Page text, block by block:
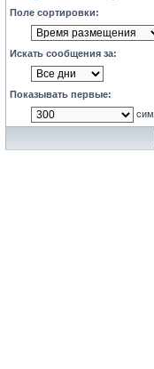
Поле сортировки:
Искать сообщения за:
Показывать первые: